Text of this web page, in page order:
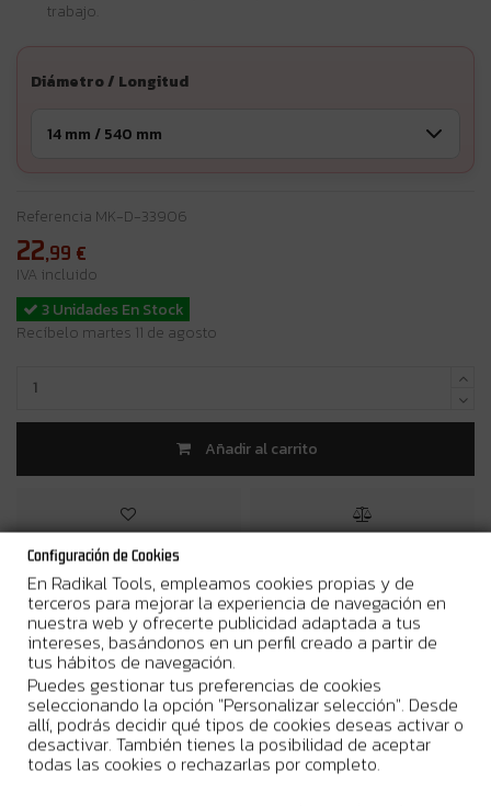
trabajo.
Diámetro / Longitud
Referencia MK-D-33906
22,99 €
IVA incluido
3 Unidades En Stock
Recíbelo martes 11 de agosto
Añadir al carrito
¿Por qué comprar en Radikal Tools?
Entrega en 24/48h laborables
Stock real. Envío urgente disponible
Garantia Oficial del Fabricante
Configuración de Cookies
En Radikal Tools, empleamos cookies propias y de
terceros para mejorar la experiencia de navegación en
nuestra web y ofrecerte publicidad adaptada a tus
intereses, basándonos en un perfil creado a partir de
tus hábitos de navegación.
Puedes gestionar tus preferencias de cookies
seleccionando la opción "Personalizar selección". Desde
allí, podrás decidir qué tipos de cookies deseas activar o
desactivar. También tienes la posibilidad de aceptar
todas las cookies o rechazarlas por completo.